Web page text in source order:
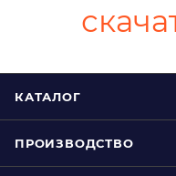
КАТАЛОГ
ПРОИЗВОДСТВО